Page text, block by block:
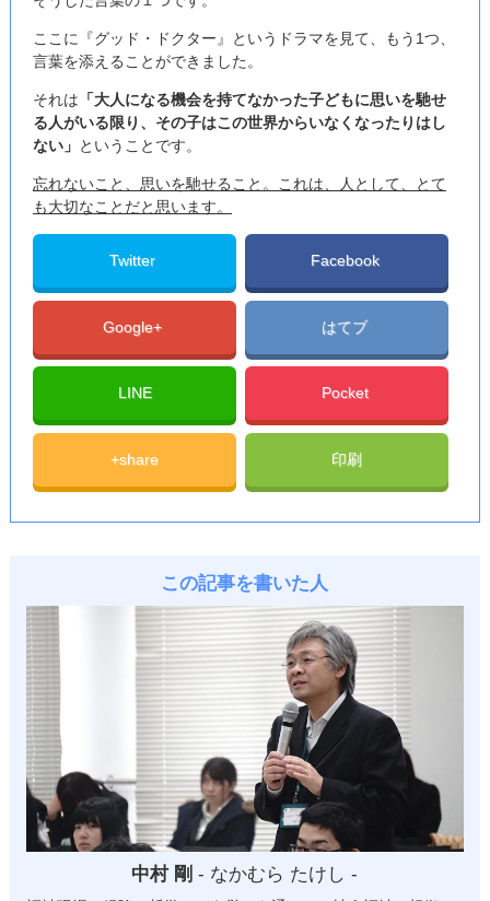
ここに『グッド・ドクター』というドラマを見て、もう1つ、
言葉を添えることができました。
それは 「大人になる機会を持てなかった子どもに思いを馳せ
る人がいる限り、その子はこの世界からいなくなったりはし
ない」 ということです。
忘れないこと、思いを馳せること。これは、人として、とて
も大切なことだと思います。
Twitter Facebook
Google+ はてブ
LINE Pocket
+share 印刷
この記事を書いた人
中村 剛- なかむら たけし -